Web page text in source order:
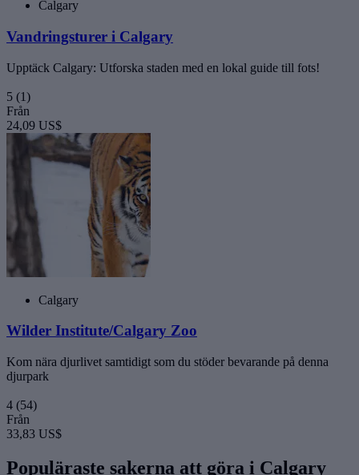
Calgary
Vandringsturer i Calgary
Upptäck Calgary: Utforska staden med en lokal guide till fots!
5 (1)
Från
24,09 US$
Calgary
Wilder Institute/Calgary Zoo
Kom nära djurlivet samtidigt som du stöder bevarande på denna
djurpark
4 (54)
Från
33,83 US$
Populäraste sakerna att göra i Calgary